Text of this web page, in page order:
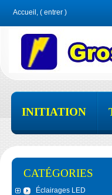
Accueil, ( entrer )
INITIATION
CATÉGORIES
Éclairages LED